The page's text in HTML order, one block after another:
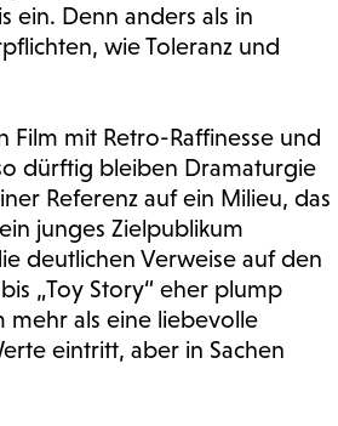
ein. Denn anders als in
wie Toleranz und
Film mit Retro-Raffinesse und
dürftig bleiben Dramaturgie
Referenz auf ein Milieu, das
junges Zielpublikum
deutlichen Verweise auf den
„Toy Story“ eher plump
als eine liebevolle
eintritt, aber in Sachen